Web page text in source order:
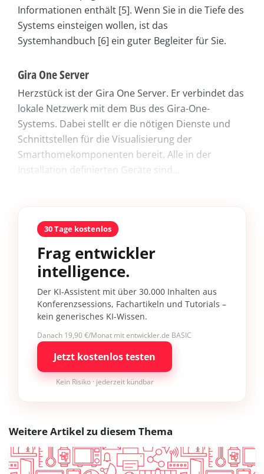
Informationen enthält [5]. Wenn Sie in die Tiefe des
Systems einsteigen wollen, ist das
Systemhandbuch [6] ein guter Begleiter für Sie.
Gira One Server
Herzstück ist der Gira One Server. Er verbindet das
lokale Netzwerk mit dem Bus des Gira-One-
Systems. Dabei stellt er die nötigen Dienste und
Schnittstellen für die Visualisierung der
Smarthomekomponenten bereit. Alle in der
Installation definierten Geräte sind...
30 Tage kostenlos
Frag entwickler
intelligence.
Der KI-Assistent mit über 30.000 Inhalten aus
Konferenzsessions, Fachartikeln und Tutorials –
kein generisches KI-Wissen.
Danach 19,90 €/Monat mit entwickler.de BASIC
Jetzt kostenlos testen
Kein Risiko · jederzeit kündbar
Weitere Artikel zu diesem Thema